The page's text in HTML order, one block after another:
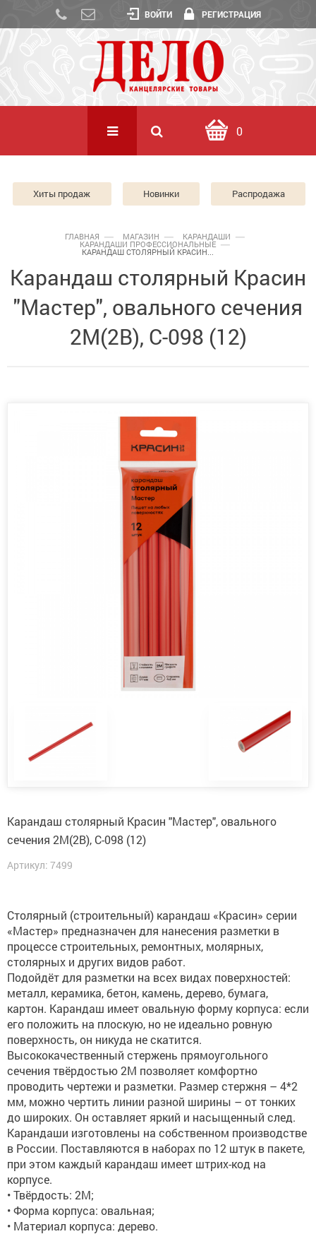
ВОЙТИ РЕГИСТРАЦИЯ
0
Хиты продаж Новинки Распродажа
ГЛАВНАЯ МАГАЗИН КАРАНДАШИ
КАРАНДАШИ ПРОФЕССИОНАЛЬНЫЕ
КАРАНДАШ СТОЛЯРНЫЙ КРАСИН...
Карандаш столярный Красин
"Мастер", овального сечения
2М(2B), С-098 (12)
Карандаш столярный Красин "Мастер", овального
сечения 2М(2B), С-098 (12)
Артикул: 7499
Столярный (строительный) карандаш «Красин» серии
«Мастер» предназначен для нанесения разметки в
процессе строительных, ремонтных, молярных,
столярных и других видов работ.
Подойдёт для разметки на всех видах поверхностей:
металл, керамика, бетон, камень, дерево, бумага,
картон. Карандаш имеет овальную форму корпуса: если
его положить на плоскую, но не идеально ровную
поверхность, он никуда не скатится.
Высококачественный стержень прямоугольного
сечения твёрдостью 2М позволяет комфортно
проводить чертежи и разметки. Размер стержня – 4*2
мм, можно чертить линии разной ширины – от тонких
до широких. Он оставляет яркий и насыщенный след.
Карандаши изготовлены на собственном производстве
в России. Поставляются в наборах по 12 штук в пакете,
при этом каждый карандаш имеет штрих-код на
корпусе.
• Твёрдость: 2М;
• Форма корпуса: овальная;
• Материал корпуса: дерево.